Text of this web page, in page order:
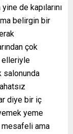
de kapılarını
belirgin bir
çok
elleriyle
salonunda
diye bir iç
yeme
mesafeli ama